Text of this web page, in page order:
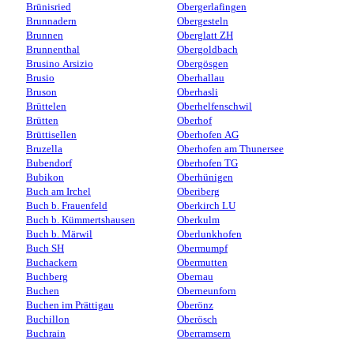
Brünisried
Brunnadern
Brunnen
Brunnenthal
Brusino Arsizio
Brusio
Bruson
Brüttelen
Brütten
Brüttisellen
Bruzella
Bubendorf
Bubikon
Buch am Irchel
Buch b. Frauenfeld
Buch b. Kümmertshausen
Buch b. Märwil
Buch SH
Buchackern
Buchberg
Buchen
Buchen im Prättigau
Buchillon
Buchrain
Obergerlafingen
Obergesteln
Oberglatt ZH
Obergoldbach
Obergösgen
Oberhallau
Oberhasli
Oberhelfenschwil
Oberhof
Oberhofen AG
Oberhofen am Thunersee
Oberhofen TG
Oberhünigen
Oberiberg
Oberkirch LU
Oberkulm
Oberlunkhofen
Obermumpf
Obermutten
Obernau
Oberneunforn
Oberönz
Oberösch
Oberramsern